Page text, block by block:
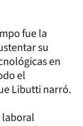
fue la
su
en
el
Libutti narró.
laboral